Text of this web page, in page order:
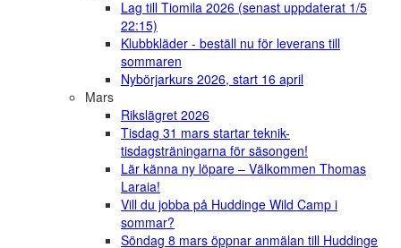
Lag till Tiomila 2026 (senast uppdaterat 1/5
22:15)
Klubbkläder - beställ nu för leverans till
sommaren
Nybörjarkurs 2026, start 16 april
Mars
Rikslägret 2026
Tisdag 31 mars startar teknik-
tisdagsträningarna för säsongen!
Lär känna ny löpare – Välkommen Thomas
Laraia!
Vill du jobba på Huddinge Wild Camp i
sommar?
Söndag 8 mars öppnar anmälan till Huddinge